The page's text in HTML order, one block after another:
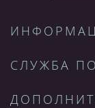
СЛУЖБА